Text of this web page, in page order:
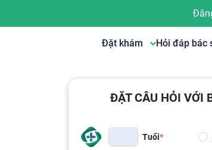
Đặt khám Hỏi đáp bác
ĐẶT CÂU HỎI VỚI
Tuổi